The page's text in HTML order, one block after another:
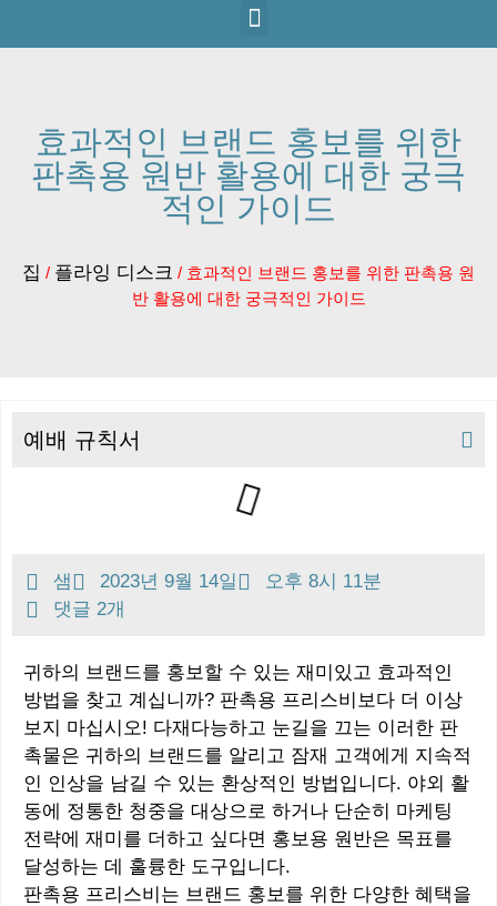
효과적인 브랜드 홍보를 위한
판촉용 원반 활용에 대한 궁극
적인 가이드
집 / 플라잉 디스크 / 효과적인 브랜드 홍보를 위한 판촉용 원
반 활용에 대한 궁극적인 가이드
예배 규칙서
샘 2023년 9월 14일
오후 8시 11분
댓글 2개
귀하의 브랜드를 홍보할 수 있는 재미있고 효과적인
방법을 찾고 계십니까? 판촉용 프리스비보다 더 이상
보지 마십시오! 다재다능하고 눈길을 끄는 이러한 판
촉물은 귀하의 브랜드를 알리고 잠재 고객에게 지속적
인 인상을 남길 수 있는 환상적인 방법입니다. 야외 활
동에 정통한 청중을 대상으로 하거나 단순히 마케팅
전략에 재미를 더하고 싶다면 홍보용 원반은 목표를
달성하는 데 훌륭한 도구입니다.
판촉용 프리스비는 브랜드 홍보를 위한 다양한 혜택을